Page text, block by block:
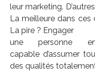
leur marketing.
La meilleure dans ces
La pire ? Engager
une personne
capable d’assumer
des qualités